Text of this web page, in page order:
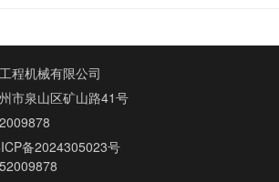
程机械有限公司
市泉山区矿山路41号
备2024305023号